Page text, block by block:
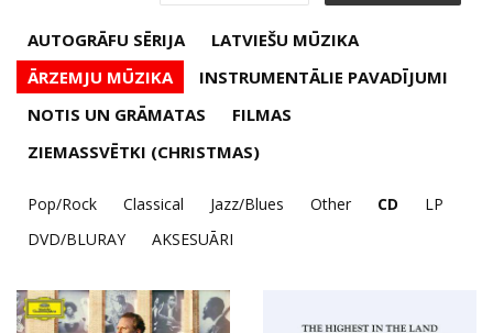
AUTOGRĀFU SĒRIJA
LATVIEŠU MŪZIKA
ĀRZEMJU MŪZIKA
INSTRUMENTĀLIE PAVADĪJUMI
NOTIS UN GRĀMATAS
FILMAS
ZIEMASSVĒTKI (CHRISTMAS)
Pop/Rock Classical Jazz/Blues Other CD
LP
DVD/BLURAY
AKSESUĀRI